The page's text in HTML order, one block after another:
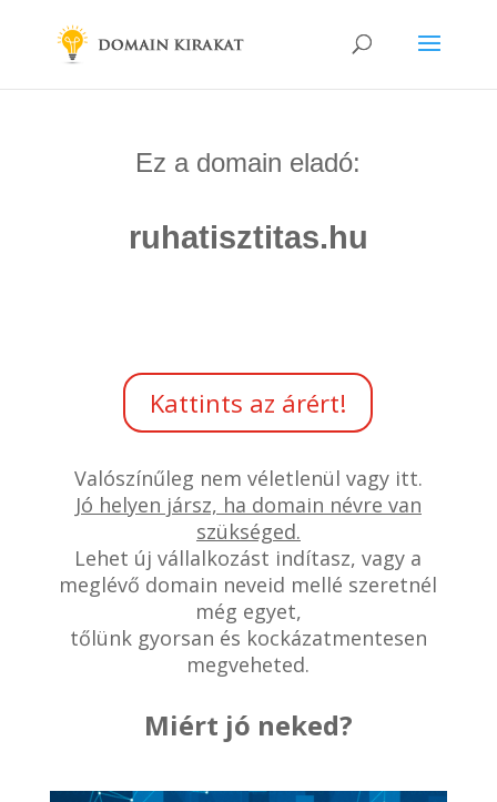
Ez a domain eladó:
ruhatisztitas.hu
Kattints az árért!
Valószínűleg nem véletlenül vagy itt.
Jó helyen jársz, ha domain névre van
szükséged.
Lehet új vállalkozást indítasz, vagy a
meglévő domain neveid mellé szeretnél
még egyet,
tőlünk gyorsan és kockázatmentesen
megveheted.
Miért jó neked?